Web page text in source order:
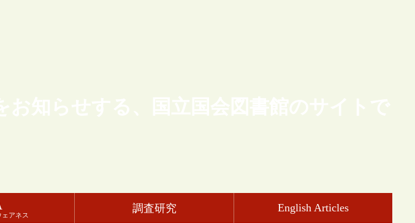
お知らせする、国立国会図書館のサイトで
アネス
調査研究 English Articles